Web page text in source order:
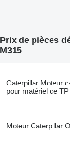
Prix de pièces
M315
Caterpillar Moteur
pour matériel de TP
Moteur Caterpillar